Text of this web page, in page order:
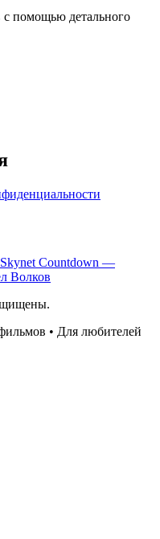
помощью детального
Skynet Countdown —
Волков
• Для любителей